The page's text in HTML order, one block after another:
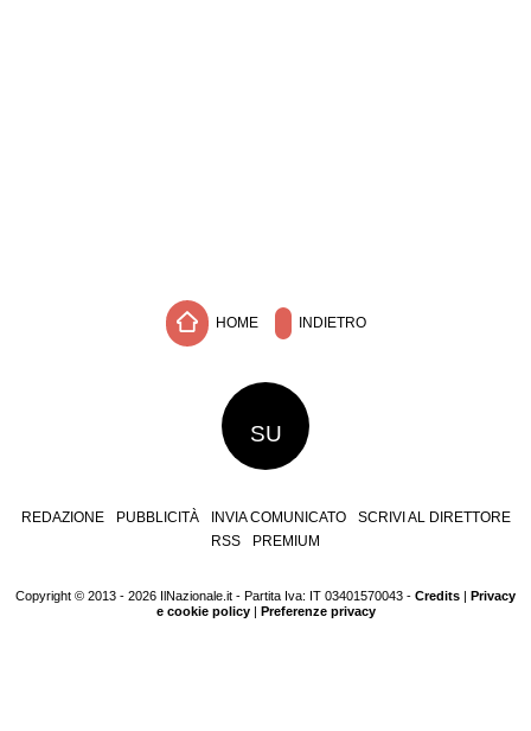
HOME INDIETRO
SU
REDAZIONE PUBBLICITÀ INVIA COMUNICATO
SCRIVI AL DIRETTORE
RSS
PREMIUM
Copyright © 2013 - 2026 IlNazionale.it - Partita Iva: IT 03401570043 - Credits
Privacy
e cookie policy| Preferenze privacy